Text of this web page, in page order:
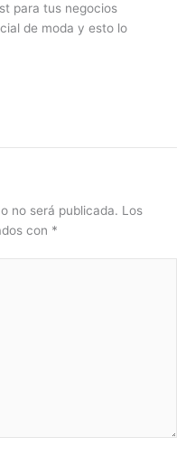
para tus negocios
de moda y esto lo
no será publicada. Los
con *